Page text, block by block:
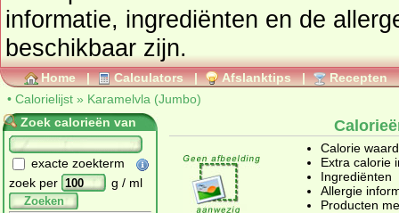
informatie, ingrediënten en de
beschikbaar zijn.
Home | Calculators | Afslanktips | Recepten
• Calorielijst » Karamelvla (Jumbo)
Zoek calorieën van
exacte zoekterm
zoek per
g / ml
Zoeken
Calorie
Extra calorie
Ingrediënten
Allergie
Producten